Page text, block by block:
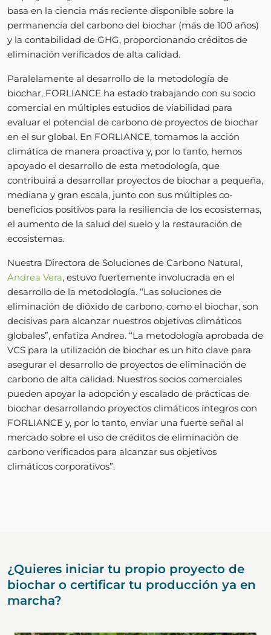
basa en la ciencia más reciente disponible sobre la
permanencia del carbono del biochar (más de 100 años)
y la contabilidad de GHG, proporcionando créditos de
eliminación verificados de alta calidad.
Paralelamente al desarrollo de la metodología de
biochar, FORLIANCE ha estado trabajando con su socio
comercial en múltiples estudios de viabilidad para
evaluar el potencial de carbono de proyectos de biochar
en el sur global. En FORLIANCE, tomamos la acción
climática de manera proactiva y, por lo tanto, hemos
apoyado el desarrollo de esta metodología, que
contribuirá a desarrollar proyectos de biochar a pequeña,
mediana y gran escala, junto con sus múltiples co-
beneficios positivos para la resiliencia de los ecosistemas,
el aumento de la salud del suelo y la restauración de
ecosistemas.
Nuestra Directora de Soluciones de Carbono Natural,
Andrea Vera, estuvo fuertemente involucrada en el
desarrollo de la metodología. “Las soluciones de
eliminación de dióxido de carbono, como el biochar, son
decisivas para alcanzar nuestros objetivos climáticos
globales”, enfatiza Andrea. “La metodología aprobada de
VCS para la utilización de biochar es un hito clave para
asegurar el desarrollo de proyectos de eliminación de
carbono de alta calidad. Nuestros socios comerciales
pueden apoyar la adopción y escalado de prácticas de
biochar desarrollando proyectos climáticos íntegros con
FORLIANCE y, por lo tanto, enviar una fuerte señal al
mercado sobre el uso de créditos de eliminación de
carbono verificados para alcanzar sus objetivos
climáticos corporativos”.
¿Quieres iniciar tu propio proyecto de
biochar o certificar tu producción ya en
marcha?